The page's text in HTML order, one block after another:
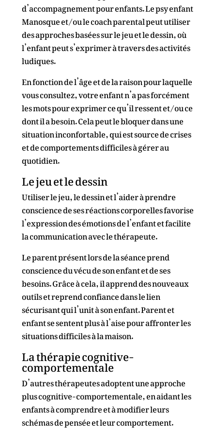
d’accompagnement pour enfants. Le psy enfant
Manosque et/ou le coach parental peut utiliser
des approches basées sur le jeu et le dessin, où
l’enfant peut s’exprimer à travers des activités
ludiques.
En fonction de l’âge et de la raison pour laquelle
vous consultez, votre enfant n’a pas forcément
les mots pour exprimer ce qu’il ressent et/ou ce
dont il a besoin. Cela peut le bloquer dans une
situation inconfortable, qui est source de crises
et de comportements difficiles à gérer au
quotidien.
Le jeu et le dessin
Utiliser le jeu, le dessin et l’aider à prendre
conscience de ses réactions corporelles favorise
l’expression des émotions de l’enfant et facilite
la communication avec le thérapeute.
Le parent présent lors de la séance prend
conscience du vécu de son enfant et de ses
besoins. Grâce à cela, il apprend des nouveaux
outils et reprend confiance dans le lien
sécurisant qui l’unit à son enfant. Parent et
enfant se sentent plus à l’aise pour affronter les
situations difficiles à la maison.
La thérapie cognitive-
comportementale
D’autres thérapeutes adoptent une approche
plus cognitive-comportementale, en aidant les
enfants à comprendre et à modifier leurs
schémas de pensée et leur comportement.